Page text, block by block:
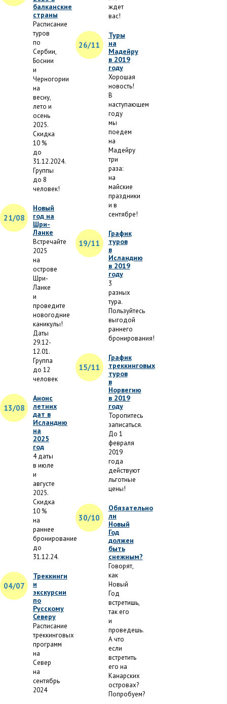
балканские
страны
Расписание
туров
по
Сербии,
Боснии
и
Черногории
на
весну,
лето и
осень
2025.
Скидка
10 %
до
31.12.2024.
Группы
до 8
человек!
21/08
Новый
год на
Шри-
Ланке
Встречайте
2025
на
острове
Шри-
Ланке
и
проведите
новогодние
каникулы!
Даты
29.12-
12.01.
Группа
до 12
человек
13/08
Анонс
летних
дат в
Исландию
на
2025
год
4 даты
в июле
и
августе
2025.
Скидка
10 %
на
раннее
бронирование
до
31.12.24.
04/07
Треккинги
и
экскурсии
по
Русскому
Северу
Расписание
треккинговых
программ
на
Север
на
сентябрь
2024
ждет
вас!
26/11
Туры
на
Мадейру
в 2019
году
Хорошая
новость!
В
наступающем
году
мы
поедем
на
Мадейру
три
раза:
на
майские
праздники
и в
сентябре!
19/11
График
туров
в
Исландию
в 2019
году
3
разных
тура.
Пользуйтесь
выгодой
раннего
бронирования!
15/11
График
треккинговых
туров
в
Норвегию
в 2019
году
Торопитесь
записаться.
До 1
февраля
2019
года
действуют
льготные
цены!
30/10
Обязательно
ли
Новый
Год
должен
быть
снежным?
Говорят,
как
Новый
Год
встретишь,
так его
и
проведешь.
А что
если
встретить
его на
Канарских
островах?
Попробуем?